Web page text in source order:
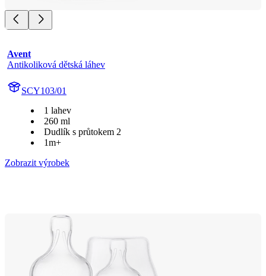
Avent
Antikoliková dětská láhev
SCY103/01
1 lahev
260 ml
Dudlík s průtokem 2
1m+
Zobrazit výrobek